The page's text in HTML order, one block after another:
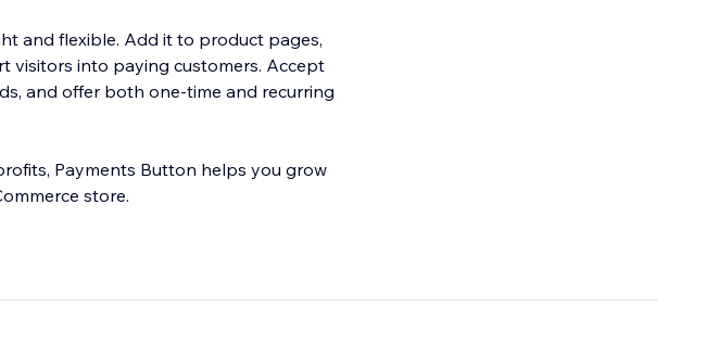
and flexible. Add it to product pages,
visitors into paying customers. Accept
and offer both one-time and recurring
Payments Button helps you grow
store.